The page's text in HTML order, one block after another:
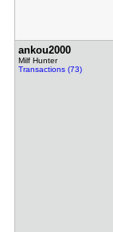
ankou2000
Milf Hunter
Transactions (73)